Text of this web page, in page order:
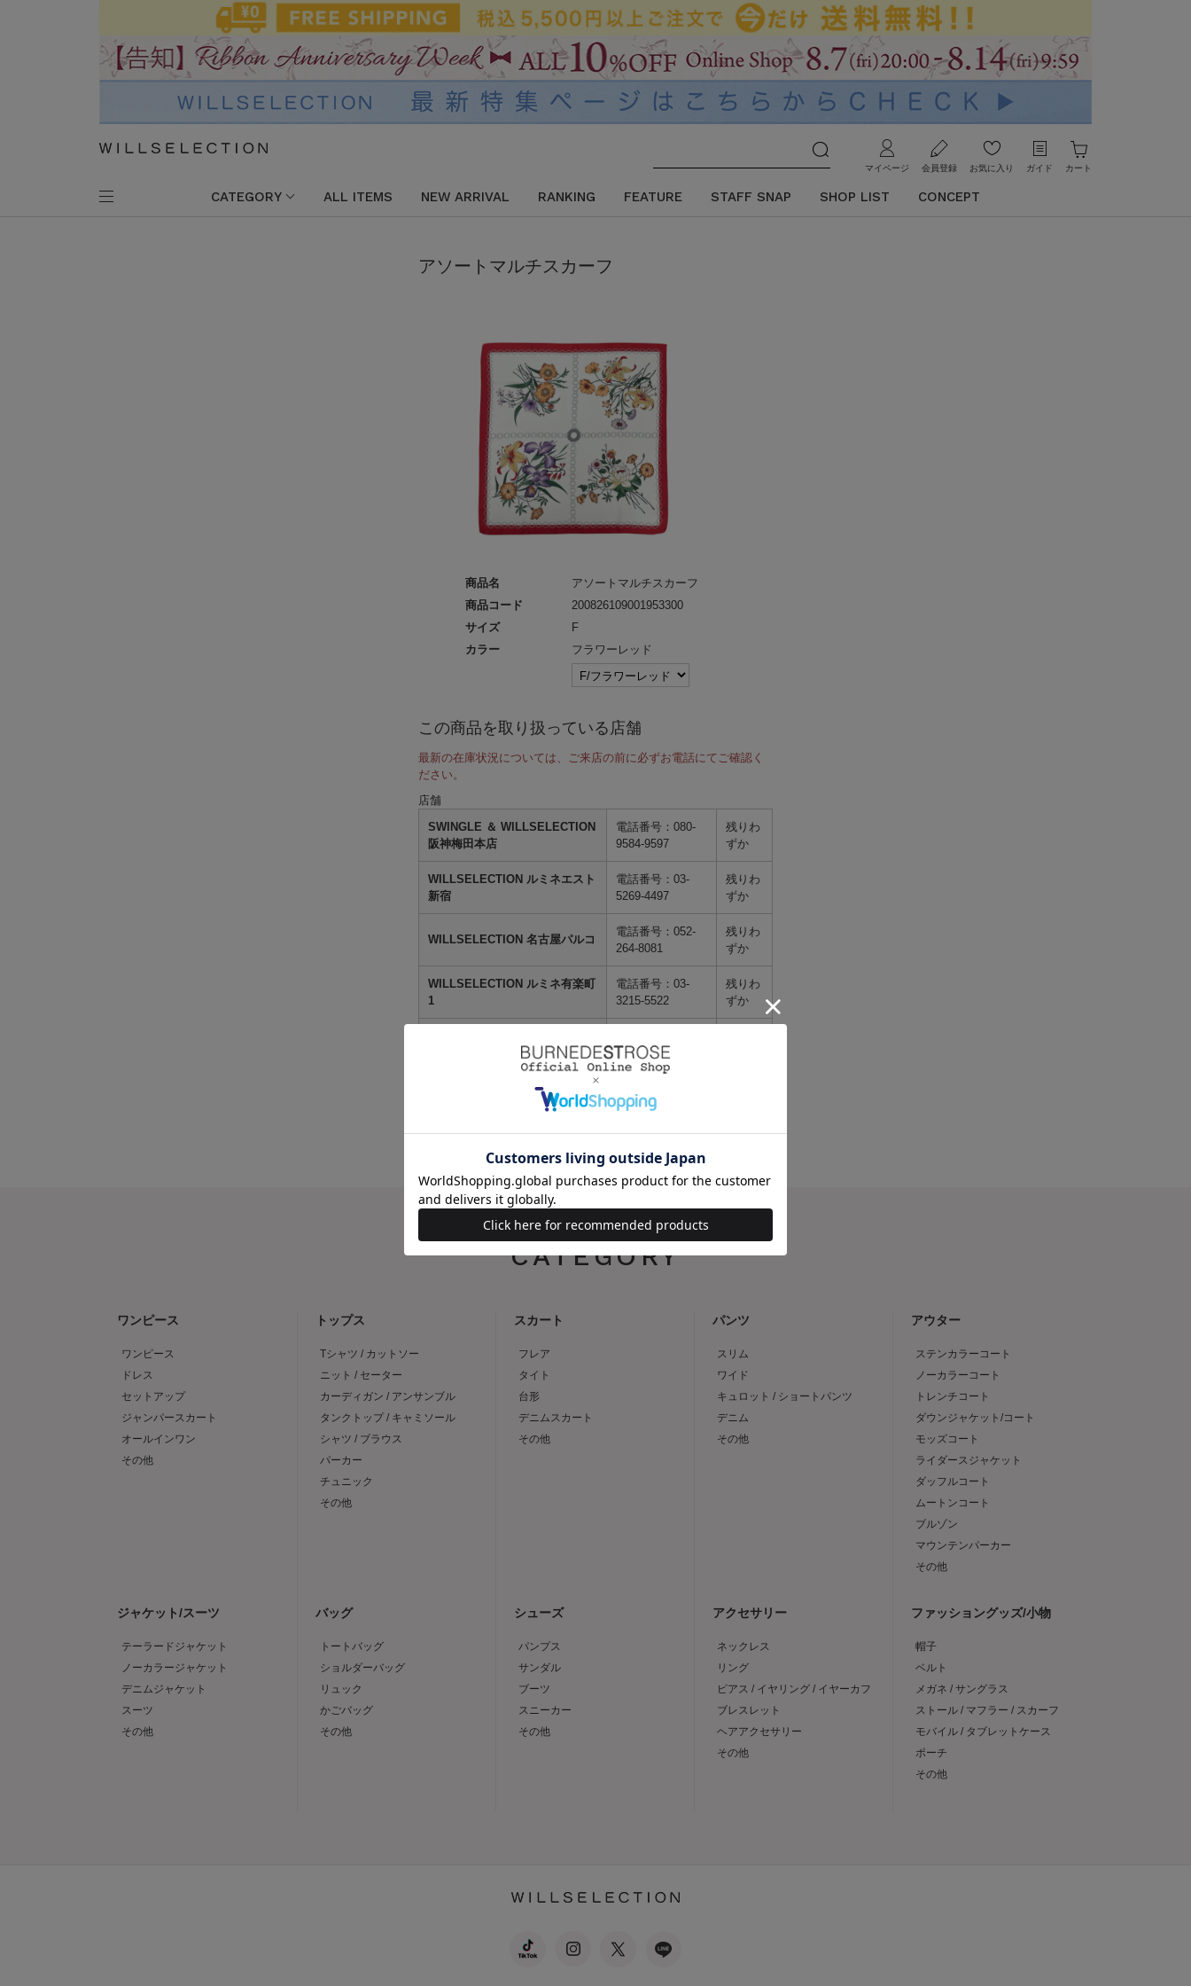
マイページ 会員登録 お気に入り ガイド カート
CATEGORY ALL ITEMS NEW ARRIVAL RANKING FEATURE STAFF SNAP SHOP LIST CONCEPT
アソートマルチスカーフ
商品名
アソートマルチスカーフ
商品コード
200826109001953300
サイズ
F
カラー
フラワーレッド
この商品を取り扱っている店舗
最新の在庫状況については、ご来店の前に必ずお電話にてご確認く
ださい。
店舗
SWINGLE ＆ WILLSELECTION
阪神梅田本店
電話番号：080-
9584-9597
残りわ
ずか
WILLSELECTION ルミネエスト
新宿
電話番号：03-
5269-4497
残りわ
ずか
WILLSELECTION 名古屋パルコ
電話番号：052-
264-8081
残りわ
ずか
WILLSELECTION ルミネ有楽町
1
電話番号：03-
3215-5522
残りわ
ずか
WILLSELECTION 梅田エスト
6136-5878
CATEGORY
ワンピース
ワンピース
ドレス
セットアップ
ジャンパースカート
オールインワン
その他
トップス
Tシャツ / カットソー
ニット / セーター
カーディガン / アンサンブル
タンクトップ / キャミソール
シャツ / ブラウス
パーカー
チュニック
その他
スカート
フレア
タイト
台形
デニムスカート
その他
パンツ
スリム
ワイド
キュロット / ショートパンツ
デニム
その他
アウター
ステンカラーコート
ノーカラーコート
トレンチコート
ダウンジャケット/コート
モッズコート
ライダースジャケット
ダッフルコート
ムートンコート
ブルゾン
マウンテンパーカー
その他
ジャケット/スーツ
テーラードジャケット
ノーカラージャケット
デニムジャケット
スーツ
その他
バッグ
トートバッグ
ショルダーバッグ
リュック
かごバッグ
その他
シューズ
パンプス
サンダル
ブーツ
スニーカー
その他
アクセサリー
ネックレス
リング
ピアス / イヤリング / イヤーカフ
ブレスレット
ヘアアクセサリー
その他
ファッショングッズ/小物
帽子
ベルト
メガネ / サングラス
ストール / マフラー / スカーフ
モバイル / タブレットケース
ポーチ
その他